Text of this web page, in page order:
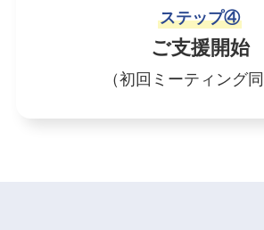
ステップ④
ご支援開始
（初回ミーティング同